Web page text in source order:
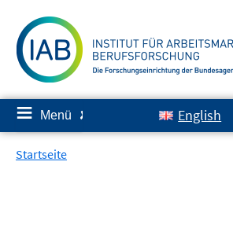
zum
Inhalt
≡ Menü ✘ English
Startseite